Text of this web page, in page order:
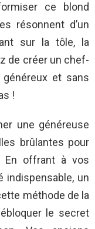
ce blond
résonnent d’un
sur la tôle, la
de créer un chef-
généreux et sans
!
une généreuse
brûlantes pour
En offrant à vos
indispensable, un
méthode de la
le secret